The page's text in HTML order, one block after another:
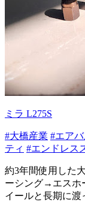
ミラ L275S
#大橋産業 #エア
ティ #エンドレス
約3年間使用した
ーシング→エスホ
イールと長期に渡